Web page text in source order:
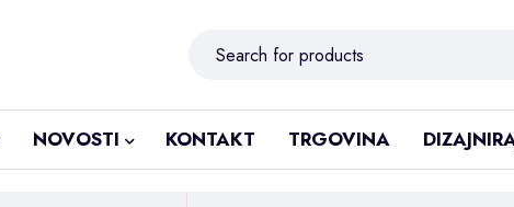
NOVOSTI KONTAKT TRGOVINA